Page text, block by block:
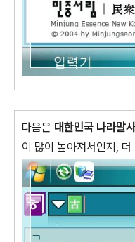
다음은 대한민국 나라말
이 많이 높아져서인지,